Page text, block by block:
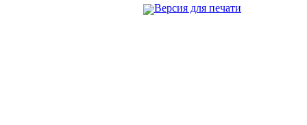
Версия для печати